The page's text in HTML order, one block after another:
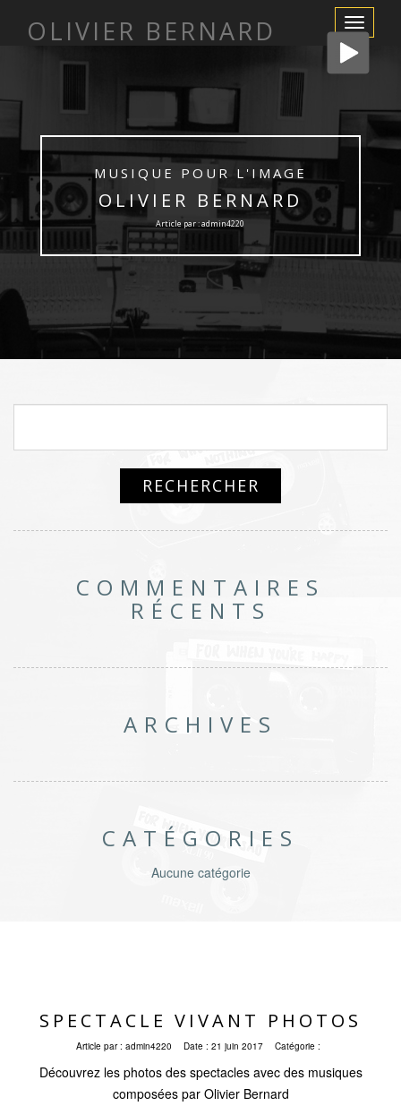
Afficher/
la
navigation
OLIVIER BERNARD
MUSIQUE POUR L'IMAGE
OLIVIER BERNARD
Article par : admin4220
COMMENTAIRES
RÉCENTS
ARCHIVES
CATÉGORIES
Aucune catégorie
SPECTACLE VIVANT PHOTOS
Article par : admin4220 Date : 21 juin 2017 Catégorie :
Découvrez les photos des spectacles avec des musiques
composées par Olivier Bernard